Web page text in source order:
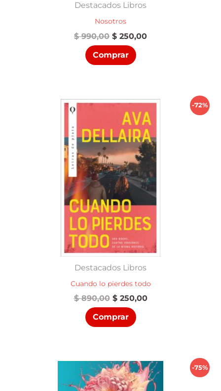
Destacados Libros
Nosotros
$990,00 El
precio
original
era:
$ 250,00El
Comprar
-72%
Destacados Libros
Cuando lo pierdes todo
$890,00 El
precio
original
era:
$250,00El
Comprar
-75%